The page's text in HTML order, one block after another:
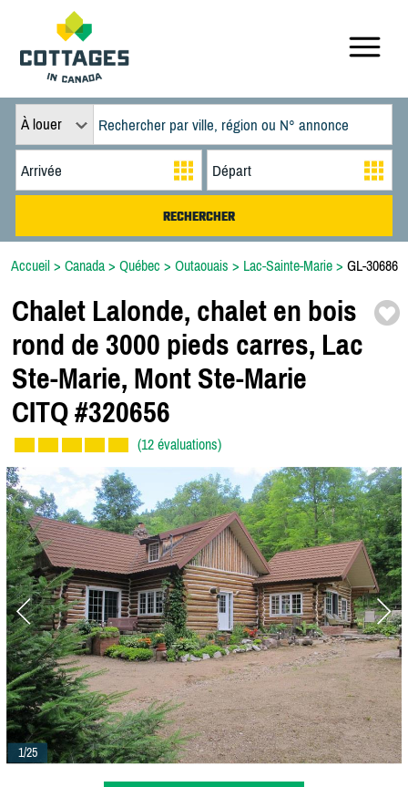
À louer
Accueil > Canada > Québec > Outaouais > Lac-Sainte-Marie > GL-30686
Chalet Lalonde, chalet en bois
rond de 3000 pieds carres, Lac
Ste-Marie, Mont Ste-Marie
CITQ #320656
(12 évaluations)
1/25